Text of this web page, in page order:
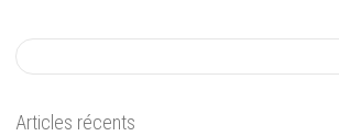
Articles récents